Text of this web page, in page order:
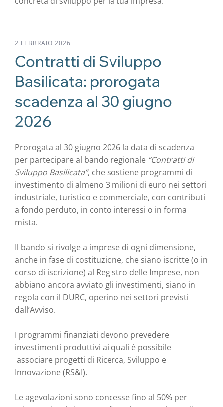
2 FEBBRAIO 2026
Contratti di Sviluppo
Basilicata: prorogata
scadenza al 30 giugno
2026
Prorogata al 30 giugno 2026 la data di scadenza
per partecipare al bando regionale “Contratti di
Sviluppo Basilicata”, che sostiene programmi di
investimento di almeno 3 milioni di euro nei settori
industriale, turistico e commerciale, con contributi
a fondo perduto, in conto interessi o in forma
mista.
Il bando si rivolge a imprese di ogni dimensione,
anche in fase di costituzione, che siano iscritte (o in
corso di iscrizione) al Registro delle Imprese, non
abbiano ancora avviato gli investimenti, siano in
regola con il DURC, operino nei settori previsti
dall’Avviso.
I programmi finanziati devono prevedere
investimenti produttivi ai quali è possibile
associare progetti di Ricerca, Sviluppo e
Innovazione (RS&I).
Le agevolazioni sono concesse fino al 50% per